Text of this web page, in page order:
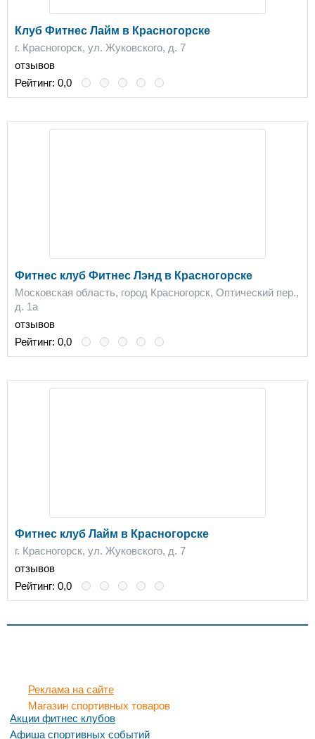
Клуб Фитнес Лайм в Красногорске
г. Красногорск, ул. Жуковского, д. 7
отзывов
Рейтинг: 0,0
Фитнес клуб Фитнес Лэнд в Красногорске
Московская область, город Красногорск, Оптический пер.,
д. 1а
отзывов
Рейтинг: 0,0
Фитнес клуб Лайм в Красногорске
г. Красногорск, ул. Жуковского, д. 7
отзывов
Рейтинг: 0,0
Реклама на сайте
Магазин спортивных товаров
Акции фитнес клубов
Афиша спортивных событий